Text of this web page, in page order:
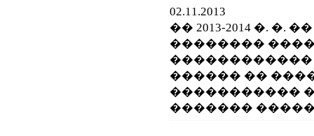
02.11.2013
�� 2013-2014 �.
��������
������������
������ ��
�����������
�������